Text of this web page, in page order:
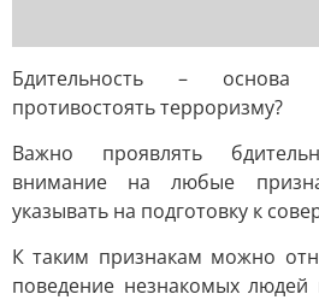
Бдительность – основа
противостоять терроризму?
Важно проявлять
внимание на любые
указывать на подготовку к
К таким признакам можно
поведение незнакомых людей